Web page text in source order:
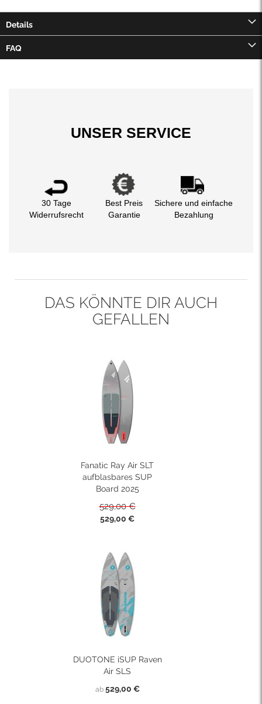
Details
FAQ
UNSER SERVICE
30 Tage
Widerrufsrecht
Best Preis
Garantie
Sichere und einfache
Bezahlung
DAS KÖNNTE DIR AUCH
GEFALLEN
Fanatic Ray Air SLT
aufblasbares SUP
Board 2025
529,00 €
ab
529,00 €
DUOTONE iSUP Raven
Air SLS
ab 529,00 €